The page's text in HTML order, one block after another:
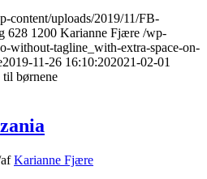
content/uploads/2019/11/FB-
628 1200 Karianne Fjære /wp-
without-tagline_with-extra-space-on-
2019-11-26 16:10:202021-02-01
børnene
afKarianne Fjære